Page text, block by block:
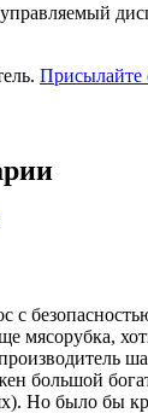
Присылайте
с
мясорубка,
большой
Но было бы